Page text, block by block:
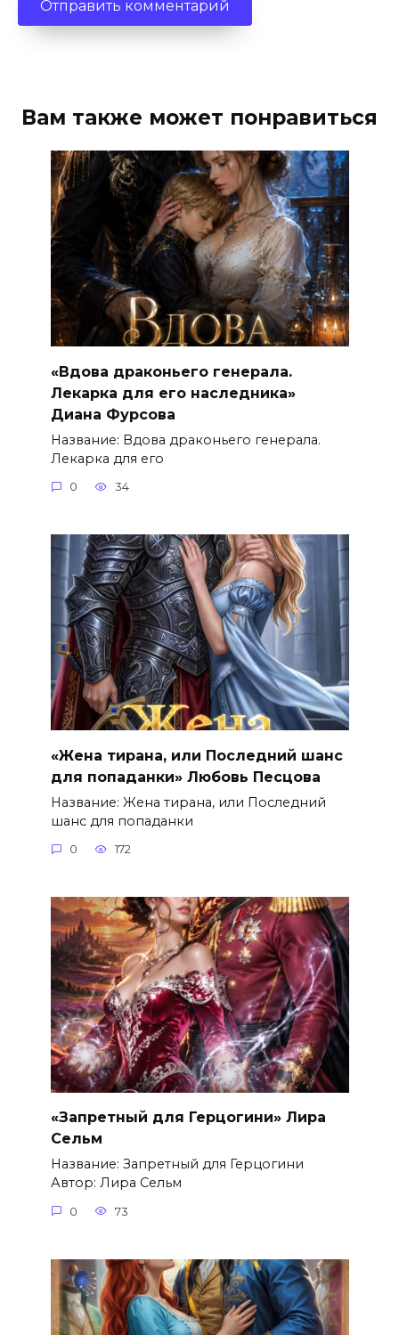
Вам также может понравиться
«Вдова драконьего генерала.
Лекарка для его наследника»
Диана Фурсова
Название: Вдова драконьего генерала.
Лекарка для его
0 34
«Жена тирана, или Последний шанс
для попаданки» Любовь Песцова
Название: Жена тирана, или Последний
шанс для попаданки
0 172
«Запретный для Герцогини» Лира
Сельм
Название: Запретный для Герцогини
Автор: Лира Сельм
0 73